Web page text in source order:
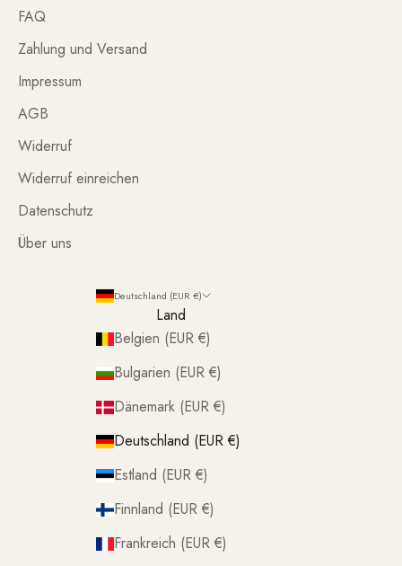
FAQ
Zahlung und Versand
Impressum
AGB
Widerruf
Widerruf einreichen
Datenschutz
Über uns
Deutschland (EUR €)
Land
Belgien (EUR €)
Bulgarien (EUR €)
Dänemark (EUR €)
Deutschland (EUR €)
Estland (EUR €)
Finnland (EUR €)
Frankreich (EUR €)